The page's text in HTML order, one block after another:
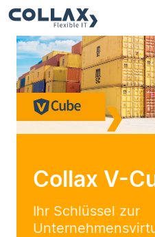
Collax V-
Ihr Schlüssel zur